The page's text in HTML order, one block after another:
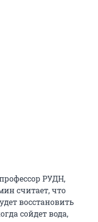
РУДН,
считает, что
восстановить
сойдет вода,